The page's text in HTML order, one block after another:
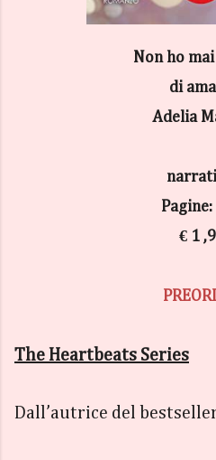
Non ho
di
Adelia
Pagine:
€ 1
The Heartbeats Series
Dall’autrice del